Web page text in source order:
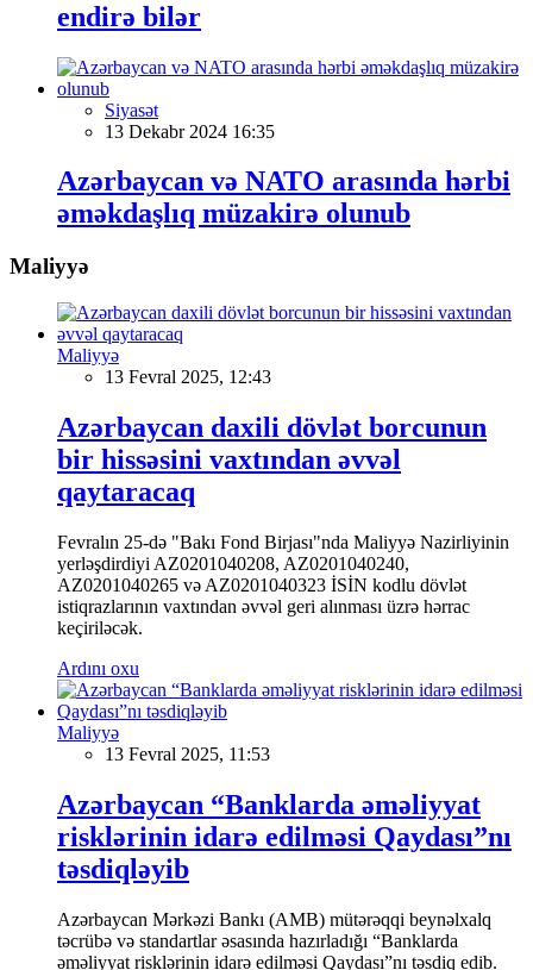
endirə bilər
Siyasət
13 Dekabr 2024 16:35
Azərbaycan və NATO arasında hərbi
əməkdaşlıq müzakirə olunub
Maliyyə
Maliyyə
13 Fevral 2025, 12:43
Azərbaycan daxili dövlət borcunun
bir hissəsini vaxtından əvvəl
qaytaracaq
Fevralın 25-də "Bakı Fond Birjası"nda Maliyyə Nazirliyinin
yerləşdirdiyi AZ0201040208, AZ0201040240,
AZ0201040265 və AZ0201040323 İSİN kodlu dövlət
istiqrazlarının vaxtından əvvəl geri alınması üzrə hərrac
keçiriləcək.
Ardını oxu
Maliyyə
13 Fevral 2025, 11:53
Azərbaycan “Banklarda əməliyyat
risklərinin idarə edilməsi Qaydası”nı
təsdiqləyib
Azərbaycan Mərkəzi Bankı (AMB) mütərəqqi beynəlxalq
təcrübə və standartlar əsasında hazırladığı “Banklarda
əməliyyat risklərinin idarə edilməsi Qaydası”nı təsdiq edib.